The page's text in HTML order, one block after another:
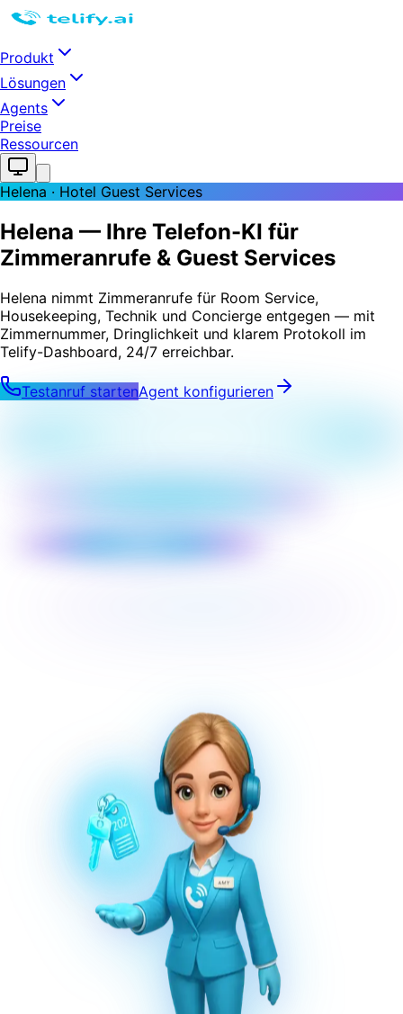
Produkt
Lösungen
Agents
Preise
Ressourcen
Helena · Hotel Guest Services
Helena — Ihre Telefon-KI für
Zimmeranrufe & Guest Services
Helena nimmt Zimmeranrufe für Room Service,
Housekeeping, Technik und Concierge entgegen — mit
Zimmernummer, Dringlichkeit und klarem Protokoll im
Telify-Dashboard, 24/7 erreichbar.
Testanruf startenAgent konfigurieren